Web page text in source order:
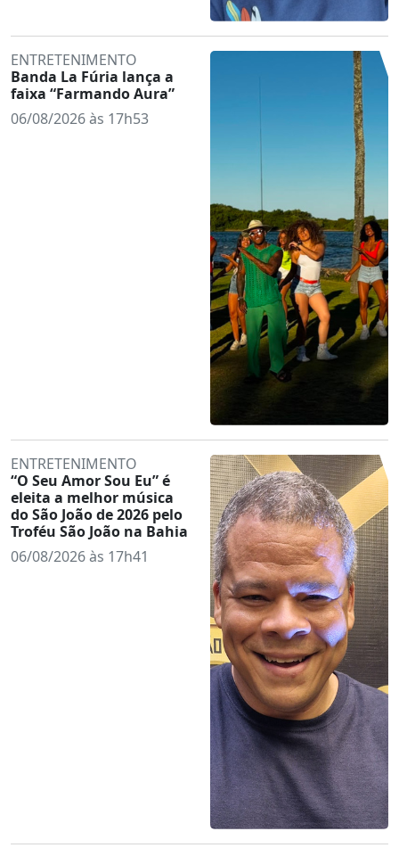
ENTRETENIMENTO
Banda La Fúria lança a
faixa “Farmando Aura”
06/08/2026 às 17h53
ENTRETENIMENTO
“O Seu Amor Sou Eu” é
eleita a melhor música
do São João de 2026 pelo
Troféu São João na Bahia
06/08/2026 às 17h41